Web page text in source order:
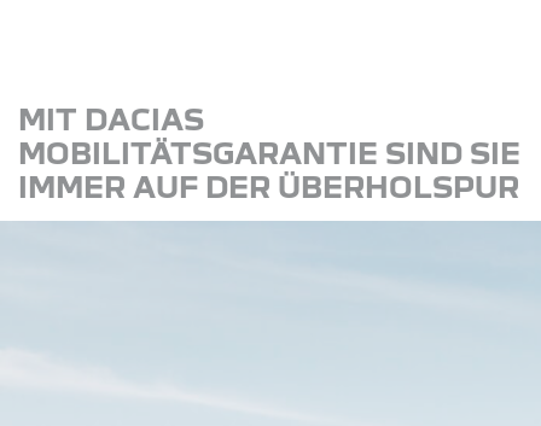
MIT DACIAS
MOBILITÄTSGARANTIE SIND SIE
IMMER AUF DER ÜBERHOLSPUR